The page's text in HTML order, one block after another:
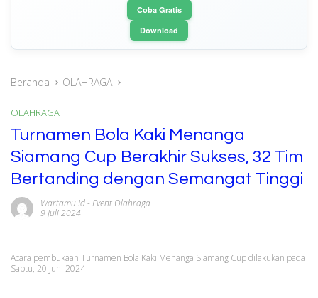
Coba Gratis
Download
Beranda OLAHRAGA
OLAHRAGA
Turnamen Bola Kaki Menanga
Siamang Cup Berakhir Sukses, 32 Tim
Bertanding dengan Semangat Tinggi
Wartamu Id- Event Olahraga
9 Juli 2024
Acara pembukaan Turnamen Bola Kaki Menanga Siamang Cup dilakukan pada
Sabtu, 20 Juni 2024